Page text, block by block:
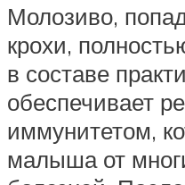
Молозиво,
крохи,
в составе
обеспечивает
иммунитетом,
малыша от